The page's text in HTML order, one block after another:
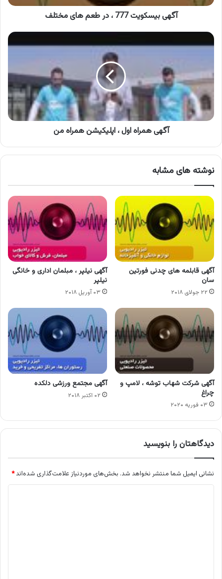
آگهی بیسکویت 777 ، در طعم های مختلف
آگهی
همراه
اپلیکیشن
همراه
من
آگهی همراه اول ، اپلیکیشن همراه من
نوشته های مشابه
آگهی قابلمه های چدنی فورتین
سان
۲۲ جولای ۲۰۱۸
آگهی نیلپر ، مبلمان اداری و خانگی
نیلپر
۰۳ آوریل ۲۰۱۸
آگهی شرکت شهاب توشه ، لامپ و
چراغ
۰۳ فوریه ۲۰۲۰
آگهی مجتمع ورزشی دلکده
۰۲ اکتبر ۲۰۱۸
دیدگاهتان را بنویسید
نشانی ایمیل شما منتشر نخواهد شد. بخش‌های موردنیاز علامت‌گذاری شده‌اند*